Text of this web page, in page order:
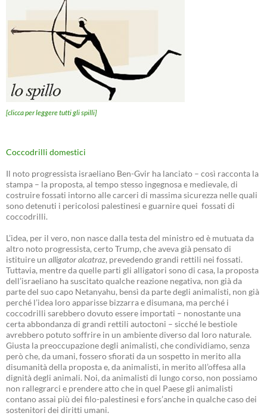
[clicca per leggere tutti gli spilli]
Coccodrilli domestici
Il noto progressista israeliano Ben-Gvir ha lanciato – così racconta la
stampa – la proposta, al tempo stesso ingegnosa e medievale, di
costruire fossati intorno alle carceri di massima sicurezza nelle quali
sono detenuti i pericolosi palestinesi e guarnire quei fossati di
coccodrilli.
L’idea, per il vero, non nasce dalla testa del ministro ed è mutuata da
altro noto progressista, certo Trump, che aveva già pensato di
istituire un alligator alcatraz, prevedendo grandi rettili nei fossati.
Tuttavia, mentre da quelle parti gli alligatori sono di casa, la proposta
dell’israeliano ha suscitato qualche reazione negativa, non già da
parte del suo capo Netanyahu, bensì da parte degli animalisti, non già
perché l’idea loro apparisse bizzarra e disumana, ma perché i
coccodrilli sarebbero dovuto essere importati – nonostante una
certa abbondanza di grandi rettili autoctoni – sicché le bestiole
avrebbero potuto soffrire in un ambiente diverso dal loro naturale.
Giusta la preoccupazione degli animalisti, che condividiamo, senza
però che, da umani, fossero sfiorati da un sospetto in merito alla
disumanità della proposta e, da animalisti, in merito all’offesa alla
dignità degli animali. Noi, da animalisti di lungo corso, non possiamo
non rallegrarci e prendere atto che in quel Paese gli animalisti
contano assai più dei filo-palestinesi e fors’anche in qualche caso dei
sostenitori dei diritti umani.